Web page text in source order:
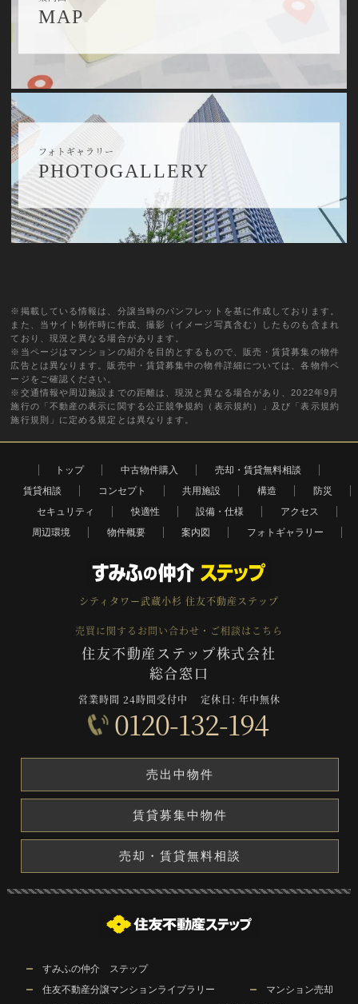
MAP
フォトギャラリー
PHOTOGALLERY
※掲載している情報は、分譲当時のパンフレットを基に作成しております。
また、当サイト制作時に作成、撮影（イメージ写真含む）したものも含まれ
ており、現況と異なる場合があります。
※当ページはマンションの紹介を目的とするもので、販売・賃貸募集の物件
広告とは異なります。販売中・賃貸募集中の物件詳細については、各物件ペ
ージをご確認ください。
※交通情報や周辺施設までの距離は、現況と異なる場合があり、2022年9月
施行の「不動産の表示に関する公正競争規約（表示規約）」及び「表示規約
施行規則」に定める規定とは異なります。
トップ 中古物件購入
売却・賃貸無料相談
賃貸相談
コンセプト 共用施設 構造
防災
セキュリティ
快適性 設備・仕様
アクセス
周辺環境
物件概要 案内図 フォトギャラリー
シティタワー武蔵小杉 住友不動産ステップ
売買に関するお問い合わせ・ご相談はこちら
住友不動産ステップ株式会社
総合窓口
営業時間 24時間受付中 定休日: 年中無休
0120-132-194
売出中物件
売却・賃貸無料相談
賃貸募集中物件
すみふの仲介 ステップ
住友不動産分譲マンションライブラリー
マンション売却